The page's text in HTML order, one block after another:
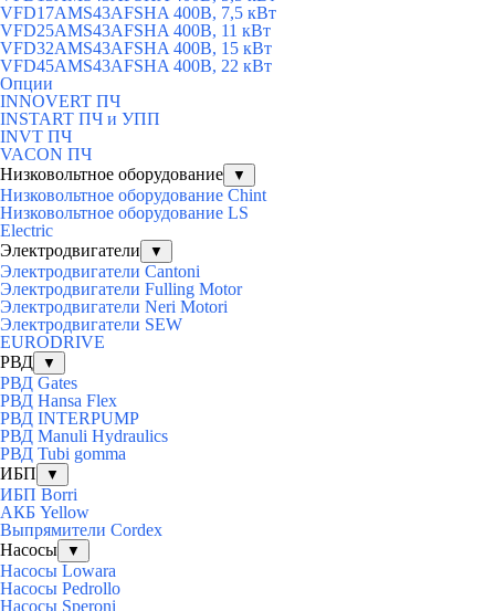
VFD17AMS43AFSHA 400В, 7,5 кВт
VFD25AMS43AFSHA 400В, 11 кВт
VFD32AMS43AFSHA 400В, 15 кВт
VFD45AMS43AFSHA 400В, 22 кВт
Опции
INNOVERT ПЧ
INSTART ПЧ и УПП
INVT ПЧ
VACON ПЧ
Низковольтное оборудование
▼
Низковольтное оборудование Chint
Низковольтное оборудование LS
Electric
Электродвигатели
▼
Электродвигатели Cantoni
Электродвигатели Fulling Motor
Электродвигатели Neri Motori
Электродвигатели SEW
EURODRIVE
РВД
▼
РВД Gates
РВД Hansa Flex
РВД INTERPUMP
РВД Manuli Hydraulics
РВД Tubi gomma
ИБП
▼
ИБП Borri
АКБ Yellow
Выпрямители Cordex
Насосы
▼
Насосы Lowara
Насосы Pedrollo
Насосы Speroni